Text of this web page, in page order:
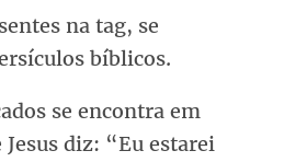
na tag, se
bíblicos.
se encontra em
diz: “Eu estarei